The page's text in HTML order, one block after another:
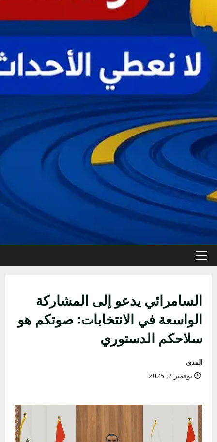
القائمة
السامرائي يدعو إلى المشاركة
الواسعة في الانتخابات: صوتكم هو
سلاحكم الدستوري
المدى
نوفمبر 7, 2025